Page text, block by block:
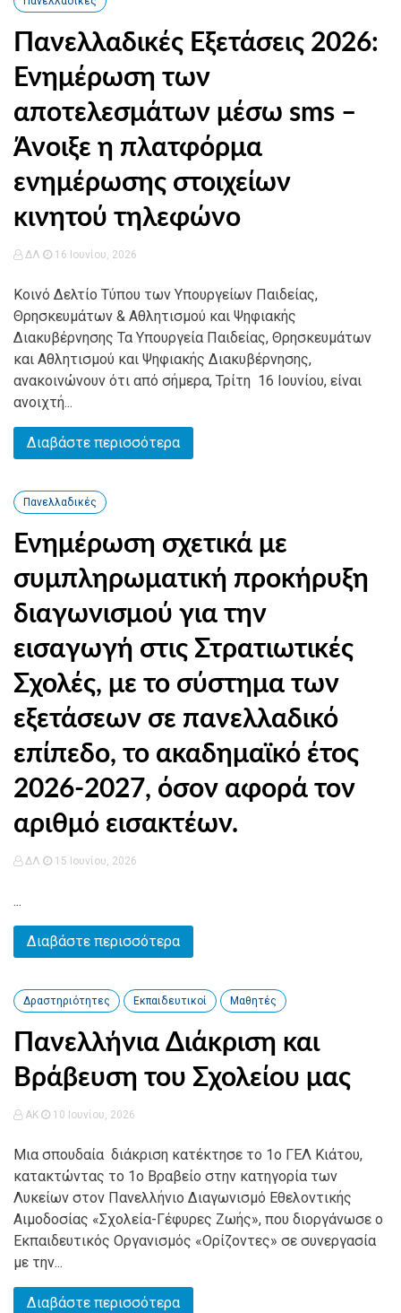
Πανελλαδικές Εξετάσεις 2026:
Ενημέρωση των
αποτελεσμάτων μέσω sms –
Άνοιξε η πλατφόρμα
ενημέρωσης στοιχείων
κινητού τηλεφώνο
ΔΛ 16 Ιουνίου, 2026
Κοινό Δελτίο Τύπου των Υπουργείων Παιδείας,
Θρησκευμάτων & Αθλητισμού και Ψηφιακής
Διακυβέρνησης Τα Υπουργεία Παιδείας, Θρησκευμάτων
και Αθλητισμού και Ψηφιακής Διακυβέρνησης,
ανακοινώνουν ότι από σήμερα, Τρίτη 16 Ιουνίου, είναι
ανοιχτή...
Διαβάστε περισσότερα
Πανελλαδικές
Ενημέρωση σχετικά με
συμπληρωματική προκήρυξη
διαγωνισμού για την
εισαγωγή στις Στρατιωτικές
Σχολές, με το σύστημα των
εξετάσεων σε πανελλαδικό
επίπεδο, το ακαδημαϊκό έτος
2026-2027, όσον αφορά τον
αριθμό εισακτέων.
ΔΛ 15 Ιουνίου, 2026
...
Διαβάστε περισσότερα
Δραστηριότητες Εκπαιδευτικοί Μαθητές
Πανελλήνια Διάκριση και
Βράβευση του Σχολείου μας
AK 10 Ιουνίου, 2026
Μια σπουδαία διάκριση κατέκτησε το 1ο ΓΕΛ Κιάτου,
κατακτώντας το 1ο Βραβείο στην κατηγορία των
Λυκείων στον Πανελλήνιο Διαγωνισμό Εθελοντικής
Αιμοδοσίας «Σχολεία-Γέφυρες Ζωής», που διοργάνωσε ο
Εκπαιδευτικός Οργανισμός «Ορίζοντες» σε συνεργασία
με την...
Διαβάστε περισσότερα